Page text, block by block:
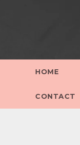
HOME
CONTACT